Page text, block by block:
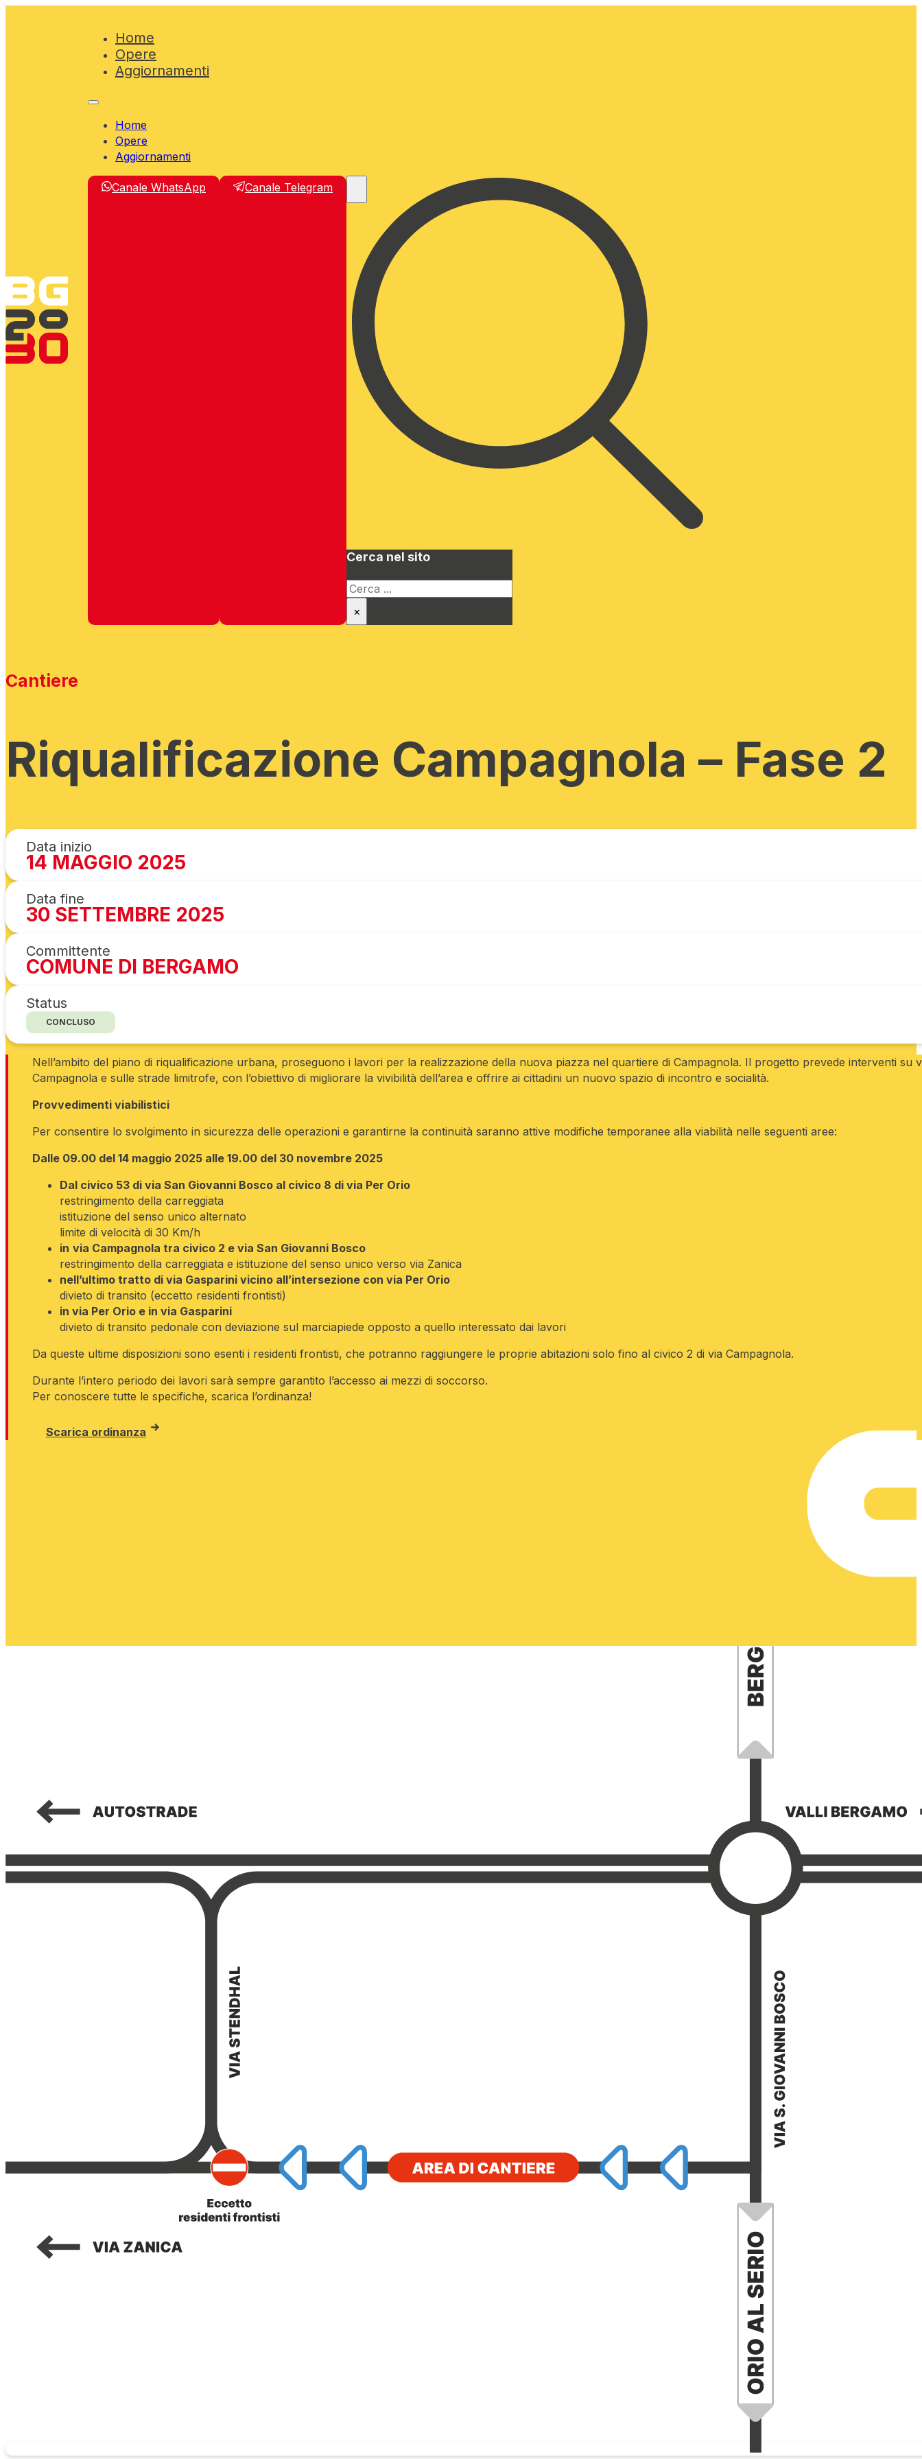
Home
Opere
Aggiornamenti
Home
Opere
Aggiornamenti
Canale WhatsApp Canale Telegram
Cerca nel sito
Cerca
×
Cantiere
Riqualificazione Campagnola – Fase 2
Data inizio
14 MAGGIO 2025
Data fine
30 SETTEMBRE 2025
Committente
COMUNE DI BERGAMO
Status
CONCLUSO
Nell’ambito del piano di riqualificazione urbana, proseguono i lavori per la realizzazione della nuova piazza nel quartiere di Campagnola. Il progetto prevede interventi su
Campagnola e sulle strade limitrofe, con l’obiettivo di migliorare la vivibilità dell’area e offrire ai cittadini un nuovo spazio di incontro e socialità.
Provvedimenti viabilistici
Per consentire lo svolgimento in sicurezza delle operazioni e garantirne la continuità saranno attive modifiche temporanee alla viabilità nelle seguenti aree:
Dalle 09.00 del 14 maggio 2025 alle 19.00 del 30 novembre 2025
Dal civico 53 di via San Giovanni Bosco al civico 8 di via Per Orio
restringimento della carreggiata
istituzione del senso unico alternato
limite di velocità di 30 Km/h
in via Campagnola tra civico 2 e via San Giovanni Bosco
restringimento della carreggiata e istituzione del senso unico verso via Zanica
nell’ultimo tratto di via Gasparini vicino all’intersezione con via Per Orio
divieto di transito (eccetto residenti frontisti)
in via Per Orio e in via Gasparini
divieto di transito pedonale con deviazione sul marciapiede opposto a quello interessato dai lavori
Da queste ultime disposizioni sono esenti i residenti frontisti, che potranno raggiungere le proprie abitazioni solo fino al civico 2 di via Campagnola.
Durante l’intero periodo dei lavori sarà sempre garantito l’accesso ai mezzi di soccorso.
Per conoscere tutte le specifiche, scarica l’ordinanza!
Scarica ordinanza